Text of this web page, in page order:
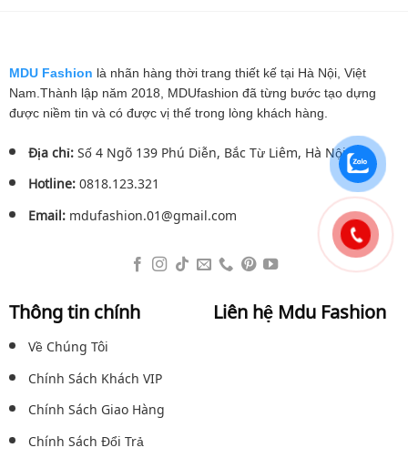
MDU Fashion là nhãn hàng thời trang thiết kế tại Hà Nội, Việt
Nam.Thành lập năm 2018, MDUfashion đã từng bước tạo dựng
được niềm tin và có được vị thế trong lòng khách hàng.
Địa chỉ:Số 4 Ngõ 139 Phú Diễn, Bắc Từ Liêm, Hà Nội.
Hotline:0818.123.321
Email:mdufashion.01@gmail.com
Thông tin chính
Về Chúng Tôi
Chính Sách Khách VIP
Chính Sách Giao Hàng
Chính Sách Đổi Trả
Liên hệ Mdu Fashion